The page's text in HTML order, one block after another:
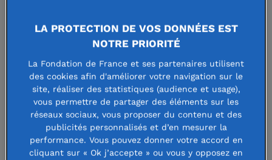
Le 4 juin, participez à
La Nuit des Relais de la
Fondation des Femmes à
Bordeaux
23 avril 2024
LA PROTECTION DE VOS DONNÉES EST
NOTRE PRIORITÉ
La Fondation de France et ses partenaires utilisent
des cookies afin d'améliorer votre navigation sur le
site, réaliser des statistiques (audience et usage),
vous permettre de partager des éléments sur les
réseaux sociaux, vous proposer du contenu et des
publicités personnalisés et d’en mesurer la
performance. Vous pouvez donner votre accord en
cliquant sur « Ok j’accepte » ou vous y opposez en